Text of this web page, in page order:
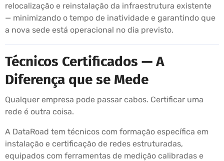
relocalização e reinstalação da infraestrutura existente
— minimizando o tempo de inatividade e garantindo que
a nova sede está operacional no dia previsto.
Técnicos Certificados — A
Diferença que se Mede
Qualquer empresa pode passar cabos. Certificar uma
rede é outra coisa.
A DataRoad tem técnicos com formação específica em
instalação e certificação de redes estruturadas,
equipados com ferramentas de medição calibradas e